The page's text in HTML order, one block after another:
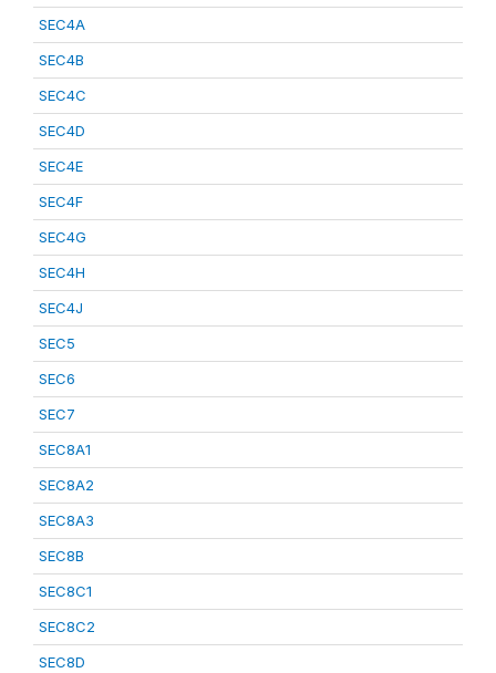
SEC4A
SEC4B
SEC4C
SEC4D
SEC4E
SEC4F
SEC4G
SEC4H
SEC4J
SEC5
SEC6
SEC7
SEC8A1
SEC8A2
SEC8A3
SEC8B
SEC8C1
SEC8C2
SEC8D